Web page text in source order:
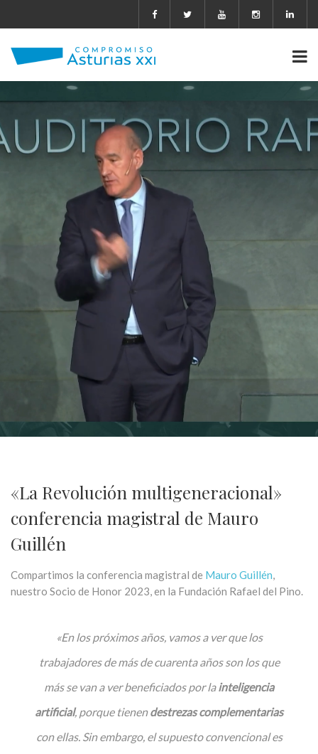
«La Revolución multigeneracional»
conferencia magistral de Mauro
Guillén
Compartimos la conferencia magistral de Mauro Guillén,
nuestro Socio de Honor 2023, en la Fundación Rafael del Pino.
«En los próximos años, vamos a ver que los
trabajadores de más de cuarenta años son los que
más se van a ver beneficiados por lainteligencia
artificial, porque tienendestrezas complementarias
con ellas. Sin embargo, el supuesto convencional es